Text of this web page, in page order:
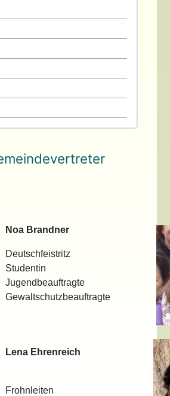
Noa Brandner
Deutschfeistritz
Studentin
Jugendbeauftragte
Gewaltschutzbeauftragte
Lena Ehrenreich
Frohnleiten